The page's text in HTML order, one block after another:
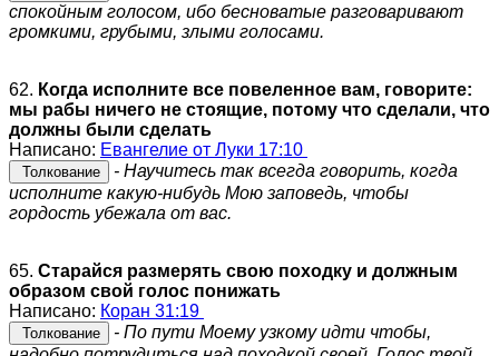
спокойным голосом, ибо бесноватые разговаривают
громкими, грубыми, злыми голосами.
62. Когда исполните все повеленное вам, говорите:
мы рабы ничего не стоящие, потому что сделали, что
должны были сделать
Написано: Евангелие от Луки 17:10
Толкование
- Научитесь так всегда говорить, когда
исполните какую-нибудь Мою заповедь, чтобы
гордость убежала от вас.
65. Старайся размерять свою походку и должным
образом свой голос понижать
Написано: Коран 31:19
Толкование
- По пути Моему узкому идти чтобы,